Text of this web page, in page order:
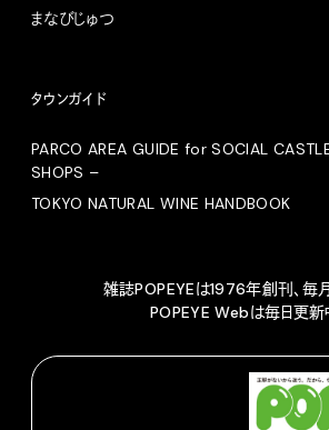
まなびじゅつ
タウンガイド
PARCO AREA GUIDE for SOCIAL
SHOPS –
TOKYO NATURAL WINE HANDBOOK
雑誌POPEYEは1976年創刊、毎
POPEYE Webは毎日更新